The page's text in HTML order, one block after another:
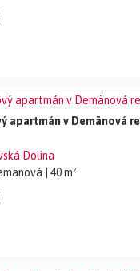
apartmán v Demänová
Dolina
| 40 m²